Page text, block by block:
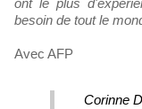
besoin de tout le
Avec AFP
Corinne